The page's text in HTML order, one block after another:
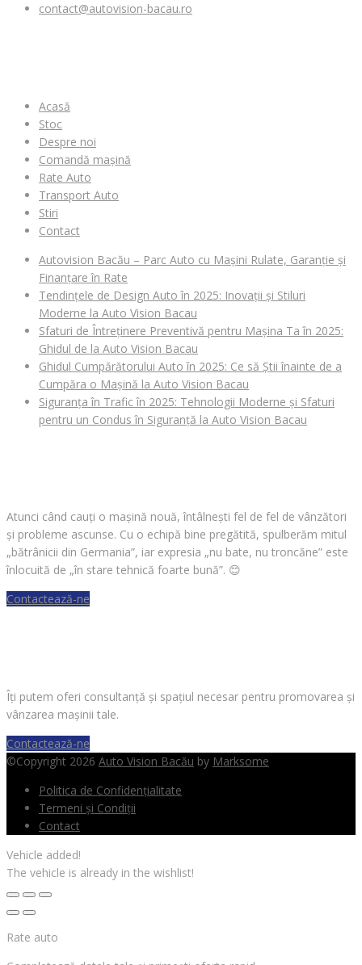
contact@autovision-bacau.ro
Acasă
Stoc
Despre noi
Comandă mașină
Rate Auto
Transport Auto
Stiri
Contact
Autovision Bacău – Parc Auto cu Mașini Rulate, Garanție și
Finanțare în Rate
Tendințele de Design Auto în 2025: Inovații și Stiluri
Moderne la Auto Vision Bacau
Sfaturi de Întreținere Preventivă pentru Mașina Ta în 2025:
Ghidul de la Auto Vision Bacau
Ghidul Cumpărătorului Auto în 2025: Ce să Știi înainte de a
Cumpăra o Mașină la Auto Vision Bacau
Siguranța în Trafic în 2025: Tehnologii Moderne și Sfaturi
pentru un Condus în Siguranță la Auto Vision Bacau
Atunci când cauți o mașină nouă, întâlnești fel de fel de vânzători
și probleme ascunse. Cu o echipă bine pregătită, spulberăm mitul
„bătrânicii din Germania”, iar expresia „nu bate, nu troncăne” este
înlocuită de „în stare tehnică foarte bună”. 😊
Contactează-ne
Îți putem oferi consultanță și spațiul necesar pentru promovarea și
vânzarea mașinii tale.
Contactează-ne
©Copyright 2026 Auto Vision Bacău by Marksome
Politica de Confidențialitate
Termeni și Condiții
Contact
Vehicle added!
The vehicle is already in the wishlist!
Rate auto